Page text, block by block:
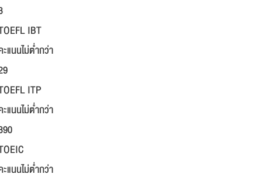
IBT
แนนไม่ต่ำกว่า
ITP
แนนไม่ต่ำกว่า
แนนไม่ต่ำกว่า